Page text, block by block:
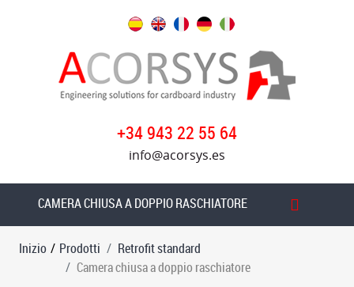
+34 943 22 55 64
info@acorsys.es
CAMERA CHIUSA A DOPPIO RASCHIATORE
Retrofit
standard
della
ruota
frizione
a
vuoto
Inizio / Prodotti
Retrofit standard
Camera chiusa a doppio raschiatore